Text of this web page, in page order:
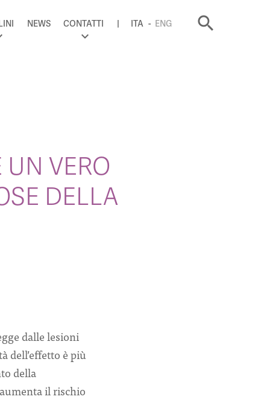
NEWS CONTATTI ITA ENG search
VERO
DELLA
dalle lesioni
dell’effetto è più
della
il rischio